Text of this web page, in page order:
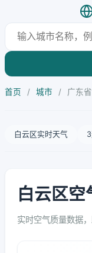
首页 / 城市 / 广东省
白云区实时天气
白云区
实时空气质量数据